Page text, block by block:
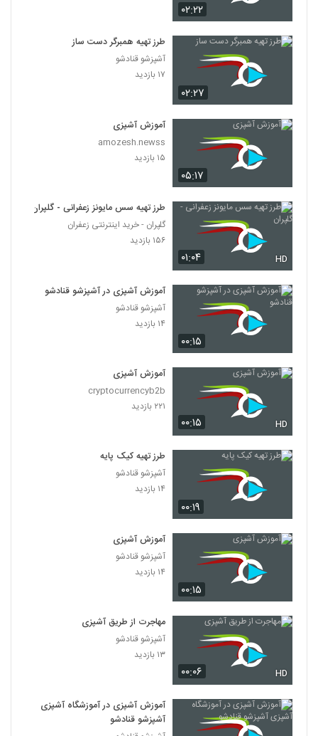
۰۲:۲۲
۰۲:۲۷
طرز تهیه همبرگر دست ساز
آشپزشو قنادشو
۱۷ بازدید
۰۵:۱۷
آموزش آشپزی
amozesh.newss
۱۵ بازدید
۰۱:۰۴ HD
طرز تهیه سس مایونز زعفرانی - گلپران
گلپران - خرید اینترنتی زعفران
۱۵۶ بازدید
۰۰:۱۵
آموزش آشپزی در آشپزشو قنادشو
آشپزشو قنادشو
۱۴ بازدید
۰۰:۱۵ HD
آموزش آشپزی
cryptocurrencyb2b
۲۲۱ بازدید
۰۰:۱۹
طرز تهیه کیک پایه
آشپزشو قنادشو
۱۴ بازدید
۰۰:۱۵
آموزش آشپزی
آشپزشو قنادشو
۱۴ بازدید
۰۰:۰۶ HD
مهاجرت از طریق آشپزی
آشپزشو قنادشو
۱۳ بازدید
آموزش آشپزی در آموزشگاه آشپزی
آشپزشو قنادشو